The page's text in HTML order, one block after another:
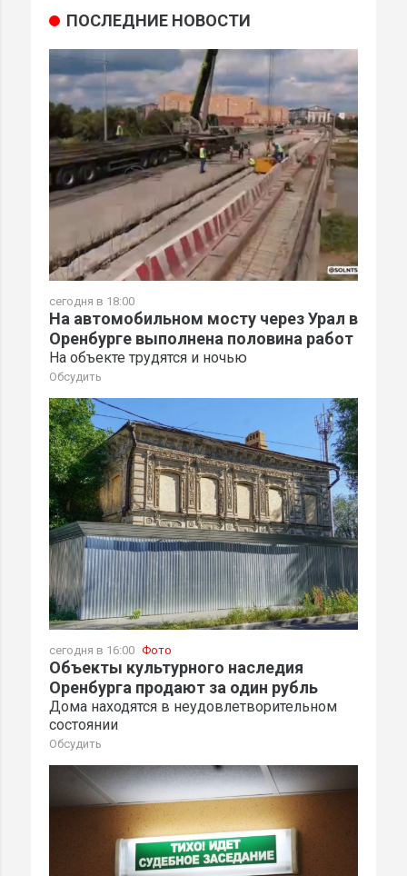
ПОСЛЕДНИЕ НОВОСТИ
сегодня в 18:00
На автомобильном мосту через Урал в
Оренбурге выполнена половина работ
На объекте трудятся и ночью
Обсудить
сегодня в 16:00 Фото
Объекты культурного наследия
Оренбурга продают за один рубль
Дома находятся в неудовлетворительном
состоянии
Обсудить